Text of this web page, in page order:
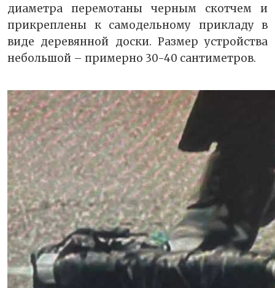
диаметра перемотаны черным скотчем и
прикреплены к самодельному прикладу в
виде деревянной доски. Размер устройства
небольшой – примерно 30-40 сантиметров.